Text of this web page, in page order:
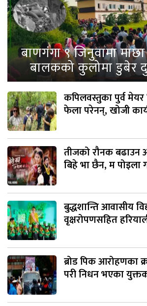
बाणगंगा ९ जिनुवामा
बालकको कुलोमा डुबेर
कपिलवस्तुका पुर्व
फेला परेनन्, खोजी
तीजको रौनक बढाउन
बिहे भा छैन, म पोइला
बुद्धशान्ति आवासीय
वृक्षरोपणसहित
ब्रोड पिक आरोहणका
परी निधन भएका